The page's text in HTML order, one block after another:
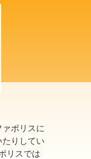
ポリスに
たりしてい
リスでは